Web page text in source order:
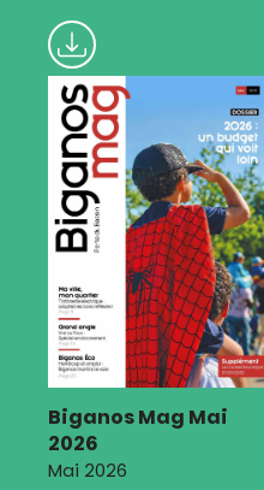
Biganos Mag Mai
2026
Mai 2026